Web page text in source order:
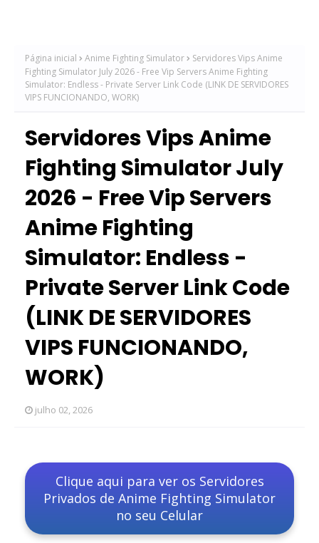
Página inicial Anime Fighting Simulator
Servidores Vips Anime
Fighting Simulator July 2026 - Free Vip Servers Anime Fighting
Simulator: Endless - Private Server Link Code (LINK DE SERVIDORES
VIPS FUNCIONANDO, WORK)
Servidores Vips Anime
Fighting Simulator July
2026 - Free Vip Servers
Anime Fighting
Simulator: Endless -
Private Server Link Code
(LINK DE SERVIDORES
VIPS FUNCIONANDO,
WORK)
julho 02, 2026
Clique aqui para ver os Servidores
Privados de Anime Fighting Simulator
no seu Celular